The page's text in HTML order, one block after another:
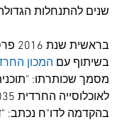
שנים להתנחלות
בשיתוף עם המכון
מסמך שכותרתו:
בהקדמה לדו"ח נכתב: